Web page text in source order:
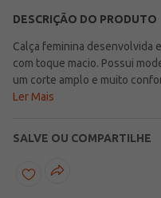
DESCRIÇÃO DO PRODUTO
Calça feminina desenvolvida
com toque macio. Possui
um corte amplo e muito
Apresenta cintura alta, cós
cheia de personalidade, a
estilo ao seu
leg\nComposição: 100%
Ler Mais
SALVE OU COMPARTILHE